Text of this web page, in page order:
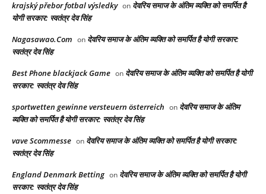
krajský přebor fotbal výsledky on देवरिय समाज के अंतिम व्यक्ति को समर्पित है
योगी सरकार: स्वतंत्र देव सिंह
Nagasawao.Com on देवरिय समाज के अंतिम व्यक्ति को समर्पित है योगी सरकार:
स्वतंत्र देव सिंह
Best Phone blackjack Game on देवरिय समाज के अंतिम व्यक्ति को समर्पित है योगी
सरकार: स्वतंत्र देव सिंह
sportwetten gewinne versteuern österreich on देवरिय समाज के अंतिम
व्यक्ति को समर्पित है योगी सरकार: स्वतंत्र देव सिंह
vave Scommesse on देवरिय समाज के अंतिम व्यक्ति को समर्पित है योगी सरकार:
स्वतंत्र देव सिंह
England Denmark Betting on देवरिय समाज के अंतिम व्यक्ति को समर्पित है योगी
सरकार: स्वतंत्र देव सिंह